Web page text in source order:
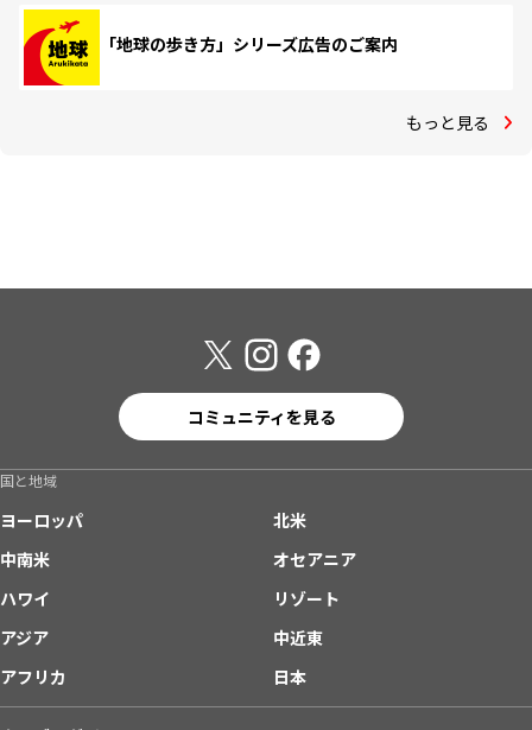
「地球の歩き方」シリーズ広告のご案内
もっと見る
コミュニティを見る
国と地域
ヨーロッパ
北米
中南米
オセアニア
ハワイ
リゾート
アジア
中近東
アフリカ
日本